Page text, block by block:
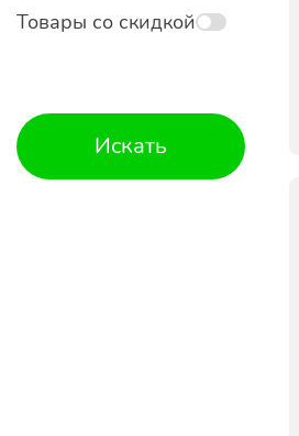
Товары со скидкой
Искать